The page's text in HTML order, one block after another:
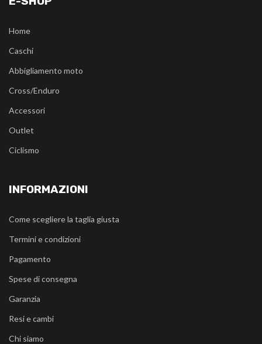
Home
Caschi
Abbigliamento moto
Cross/Enduro
Accessori
Outlet
Ciclismo
INFORMAZIONI
Come scegliere la taglia giusta
Termini e condizioni
Pagamento
Spese di consegna
Garanzia
Resi e cambi
Chi siamo